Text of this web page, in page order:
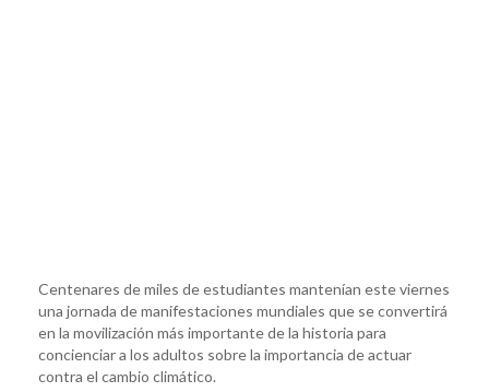
Centenares de miles de estudiantes mantenían este viernes
una jornada de manifestaciones mundiales que se convertirá
en la movilización más importante de la historia para
concienciar a los adultos sobre la importancia de actuar
contra el cambio climático.